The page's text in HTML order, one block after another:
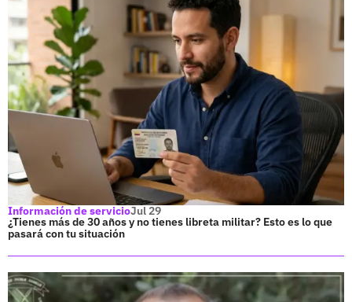
Información de servicioJul 29
¿Tienes más de 30 años y no tienes libreta militar? Esto es lo que
pasará con tu situación